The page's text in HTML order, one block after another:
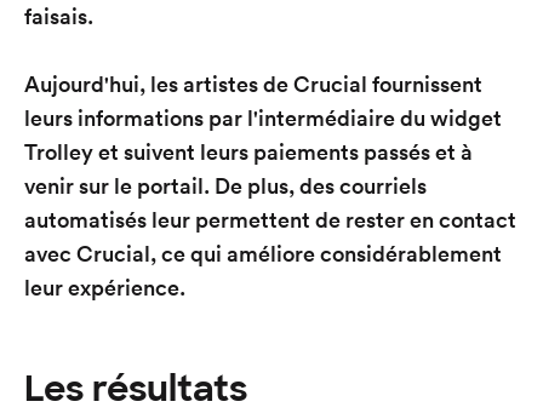
faisais.
Aujourd'hui, les artistes de Crucial fournissent
leurs informations par l'intermédiaire du widget
Trolley et suivent leurs paiements passés et à
venir sur le portail. De plus, des courriels
automatisés leur permettent de rester en contact
avec Crucial, ce qui améliore considérablement
leur expérience.
Les résultats